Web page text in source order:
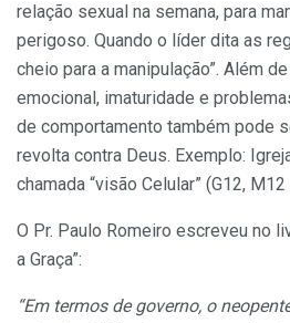
relação sexual na semana, para
perigoso. Quando o líder dita as
cheio para a manipulação”. Além
emocional, imaturidade e
de comportamento também pode
revolta contra Deus. Exemplo:
chamada “visão Celular” (G12,
O Pr. Paulo Romeiro escreveu no
a Graça”:
“Em termos de governo, o